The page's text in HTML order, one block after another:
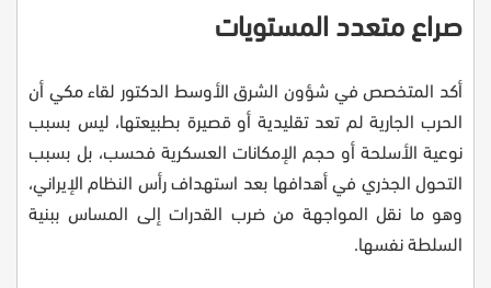
صراع متعدد المستويات
أكد المتخصص في شؤون الشرق الأوسط الدكتور لقاء مكي أن
الحرب الجارية لم تعد تقليدية أو قصيرة بطبيعتها، ليس بسبب
نوعية الأسلحة أو حجم الإمكانات العسكرية فحسب، بل بسبب
التحول الجذري في أهدافها بعد استهداف رأس النظام الإيراني،
وهو ما نقل المواجهة من ضرب القدرات إلى المساس ببنية
السلطة نفسها.